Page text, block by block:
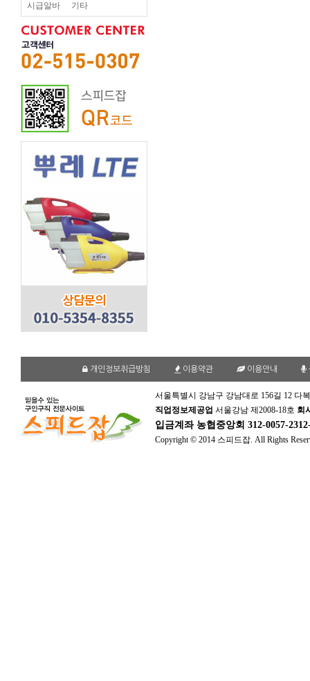
시급알바 기타
개인정보취급방침 이용약관 이용안내
서울특별시 강남구 강남대로 156길 12 다
직업정보제공업 서울강남 제2008-18호 회
입금계좌 농협중앙회 312-0057-
Copyright © 2014 스피드잡. All Rights